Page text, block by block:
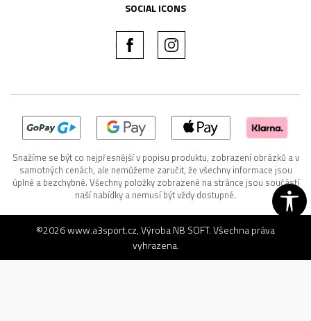
SOCIAL ICONS
Snažíme se být co nejpřesnější v popisu produktu, zobrazení obrázků a v
samotných cenách, ale nemůžeme zaručit, že všechny informace jsou
úplné a bezchybné. Všechny položky zobrazené na stránce jsou součástí
naší nabídky a nemusí být vždy dostupné.
©2026www.a3sport.cz, VýrobaNB SOFT. Všechna práva
vyhrazena.